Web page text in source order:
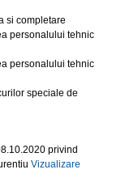
si completare
personalului tehnic
personalului tehnic
speciale de
privind
Vizualizare